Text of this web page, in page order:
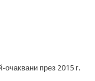
през 2015 г.